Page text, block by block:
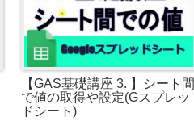
【GAS基礎講座 3. 】シート間
で値の取得や設定(Gスプレッ
ドシート)